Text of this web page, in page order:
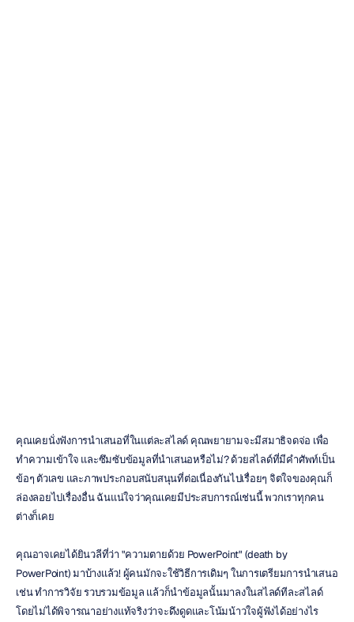
คุณเคยนั่งฟังการนำเสนอที่ในแต่ละสไลด์ คุณพยายามจะมีสมาธิจดจ่อ เพื่อ
ทำความเข้าใจ และซึมซับข้อมูลที่นำเสนอหรือไม่? ด้วยสไลด์ที่มีคำศัพท์เป็น
ข้อๆ ตัวเลข และภาพประกอบสนับสนุนที่ต่อเนื่องกันไปเรื่อยๆ จิตใจของคุณก็
ล่องลอยไปเรื่องอื่น ฉันแน่ใจว่าคุณเคยมีประสบการณ์เช่นนี้ พวกเราทุกคน
ต่างก็เคย
คุณอาจเคยได้ยินวลีที่ว่า "ความตายด้วย PowerPoint" (death by
PowerPoint) มาบ้างแล้ว! ผู้คนมักจะใช้วิธีการเดิมๆ ในการเตรียมการนำเสนอ
เช่น ทำการวิจัย รวบรวมข้อมูล แล้วก็นำข้อมูลนั้นมาลงในสไลด์ทีละสไลด์
โดยไม่ได้พิจารณาอย่างแท้จริงว่าจะดึงดูดและโน้มน้าวใจผู้ฟังได้อย่างไร